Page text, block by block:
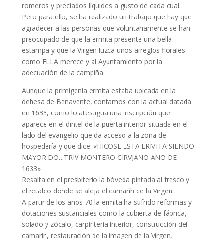
romeros y preciados líquidos a gusto de cada cual.
Pero para ello, se ha realizado un trabajo que hay que
agradecer a las personas que voluntariamente se han
preocupado de que la ermita presente una bella
estampa y que la Virgen luzca unos arreglos florales
como ELLA merece y al Ayuntamiento por la
adecuación de la campiña.
Aunque la primigenia ermita estaba ubicada en la
dehesa de Benavente, contamos con la actual datada
en 1633, como lo atestigua una inscripción que
aparece en el dintel de la puerta interior situada en el
lado del evangelio que da acceso a la zona de
hospedería y que dice: «HICOSE ESTA ERMITA SIENDO
MAYOR DO…TRIV MONTERO CIRVJANO AÑO DE
1633»
Resalta en el presbiterio la bóveda pintada al fresco y
el retablo donde se aloja el camarín de la Virgen.
A partir de los años 70 la ermita ha sufrido reformas y
dotaciones sustanciales como la cubierta de fábrica,
solado y zócalo, carpintería interior, construcción del
camarín, restauración de la imagen de la Virgen,